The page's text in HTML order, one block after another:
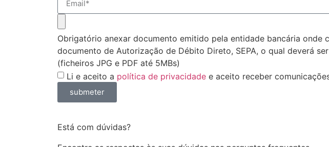
Obrigatório anexar documento emitido pela entidade bancária
documento de Autorização de Débito Direto, SEPA, o qual deverá
(ficheiros JPG e PDF até 5MBs)
Li e aceito a política de privacidade e aceito receber
submeter
Está com dúvidas?